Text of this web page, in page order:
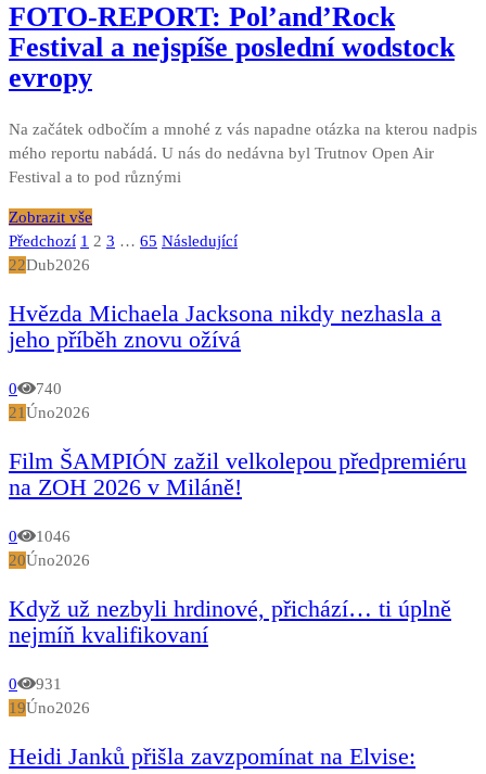
FOTO-REPORT: Pol’and’Rock
Festival a nejspíše poslední wodstock
evropy
Na začátek odbočím a mnohé z vás napadne otázka na kterou nadpis
mého reportu nabádá. U nás do nedávna byl Trutnov Open Air
Festival a to pod různými
Zobrazit vše
Stránkování
příspěvků
Předchozí 1 2 3 … 65 Následující
22Dub2026
Hvězda Michaela Jacksona nikdy nezhasla a
jeho příběh znovu ožívá
0
740
21Úno2026
Film ŠAMPIÓN zažil velkolepou předpremiéru
na ZOH 2026 v Miláně!
0
1046
20Úno2026
Když už nezbyli hrdinové, přichází… ti úplně
nejmíň kvalifikovaní
0
931
19Úno2026
Heidi Janků přišla zavzpomínat na Elvise: